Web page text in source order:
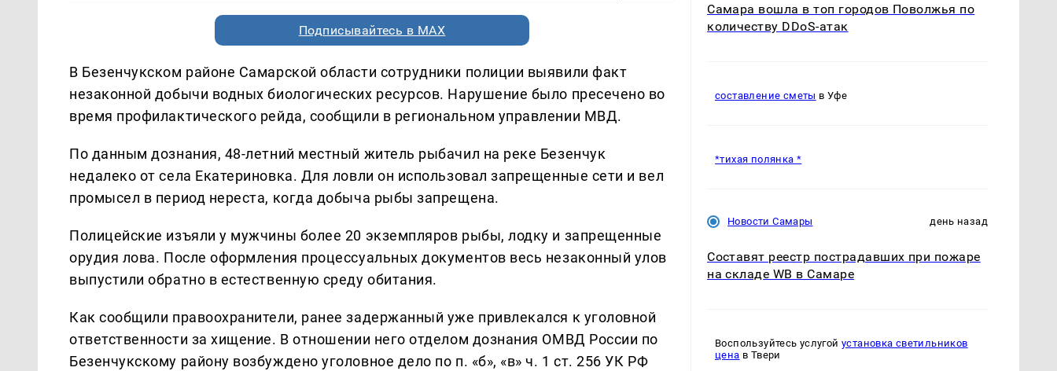
Подписывайтесь в MAX
В Безенчукском районе Самарской области сотрудники полиции выявили факт
незаконной добычи водных биологических ресурсов. Нарушение было пресечено во
время профилактического рейда, сообщили в региональном управлении МВД.
По данным дознания, 48-летний местный житель рыбачил на реке Безенчук
недалеко от села Екатериновка. Для ловли он использовал запрещенные сети и вел
промысел в период нереста, когда добыча рыбы запрещена.
Полицейские изъяли у мужчины более 20 экземпляров рыбы, лодку и запрещенные
орудия лова. После оформления процессуальных документов весь незаконный улов
выпустили обратно в естественную среду обитания.
Как сообщили правоохранители, ранее задержанный уже привлекался к уголовной
ответственности за хищение. В отношении него отделом дознания ОМВД России по
Безенчукскому району возбуждено уголовное дело по п. «б», «в» ч. 1 ст. 256 УК РФ
Самара вошла в топ городов Поволжья по
количеству DDoS-атак
составление сметы в Уфе
*тихая полянка *
Новости Самары день назад
Составят реестр пострадавших при пожаре
на складе WB в Самаре
Воспользуйтесь услугойустановка светильников
цена в Твери